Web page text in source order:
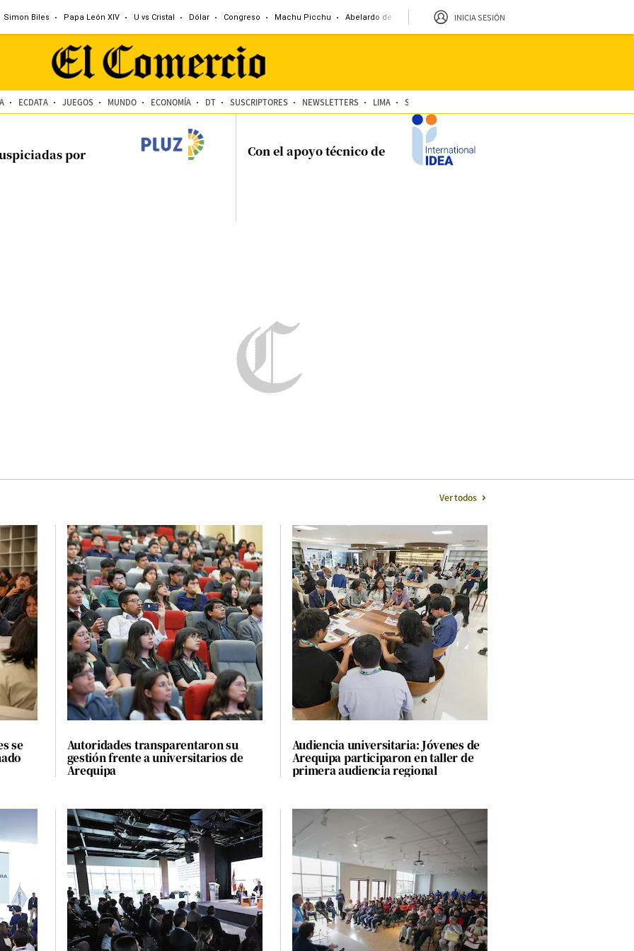
Simon Biles Papa León XIV U vs Cristal Dólar Congreso Machu Picchu Abelardo de la Espriella Sueldo mínimo
INICIA SESIÓN
ECDATA JUEGOS MUNDO ECONOMÍA DT SUSCRIPTORES NEWSLETTERS LIMA SOMOS
por Con el apoyo técnico de
Ver todos
se
Autoridades transparentaron su
gestión frente a universitarios de
Arequipa
Audiencia universitaria: Jóvenes de
Arequipa participaron en taller de
primera audiencia regional